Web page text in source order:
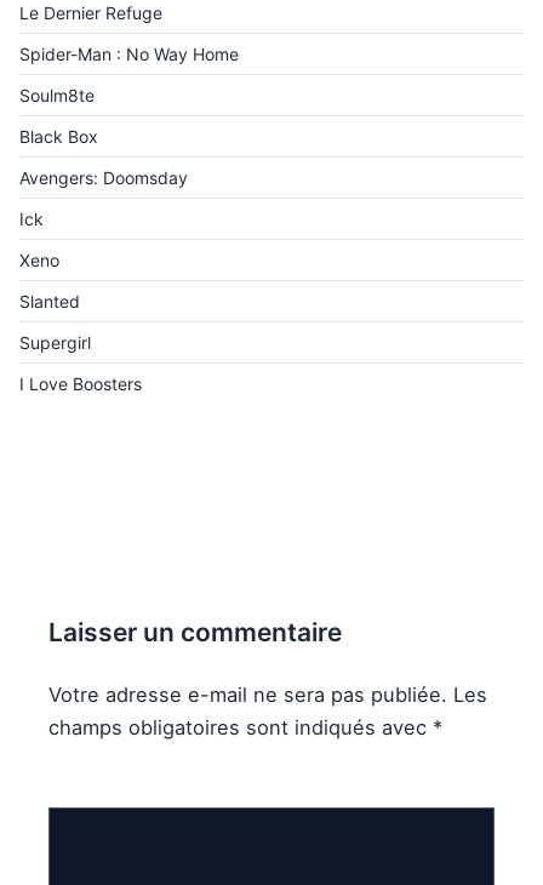
Le Dernier Refuge
Spider-Man : No Way Home
Soulm8te
Black Box
Avengers: Doomsday
Ick
Xeno
Slanted
Supergirl
I Love Boosters
Laisser un commentaire
Votre adresse e-mail ne sera pas publiée. Les
champs obligatoires sont indiqués avec *